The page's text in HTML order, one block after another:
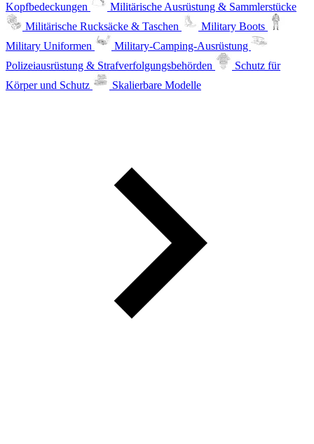
Kopfbedeckungen
Militärische Ausrüstung & Sammlerstücke
Militärische Rucksäcke & Taschen
Military Boots
Military Uniformen
Military-Camping-Ausrüstung
Polizeiausrüstung & Strafverfolgungsbehörden
Schutz für
Körper und Schutz
Skalierbare Modelle